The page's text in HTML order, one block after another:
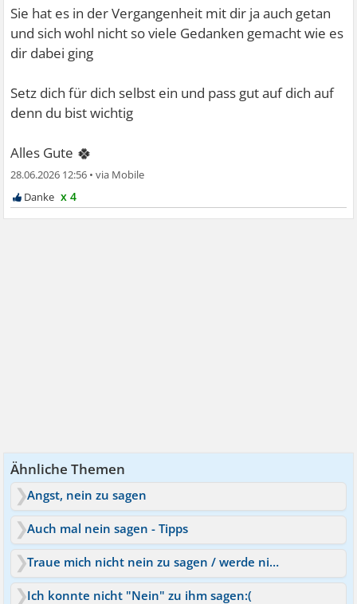
Sie hat es in der Vergangenheit mit dir ja auch getan
und sich wohl nicht so viele Gedanken gemacht wie es
dir dabei ging
Setz dich für dich selbst ein und pass gut auf dich auf
denn du bist wichtig
Alles Gute 🍀
28.06.2026 12:56 •
x 4
Ähnliche Themen
Angst, nein zu sagen
Auch mal nein sagen - Tipps
Traue mich nicht nein zu sagen / werde niemand gerecht
Ich konnte nicht "Nein" zu ihm sagen:(